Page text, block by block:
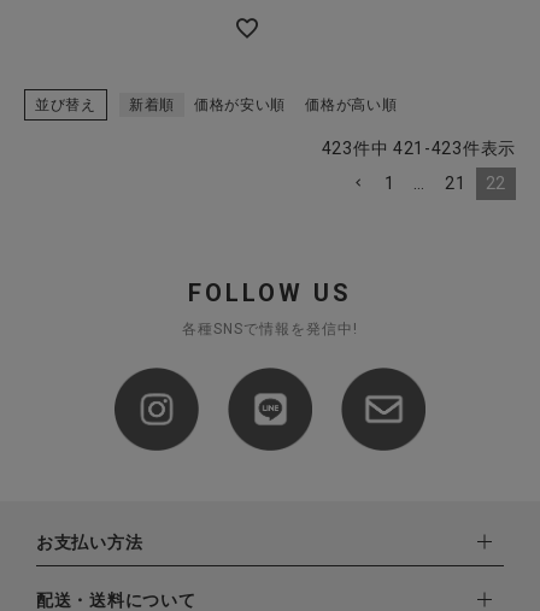
並び替え 新着順 価格が安い順 価格が高い順
423件中 421 -423件表示
1
21 22
FOLLOW US
各種SNSで情報を発信中!
お支払い方法
下記お支払い方法よりお選びいただけます。
配送・送料について